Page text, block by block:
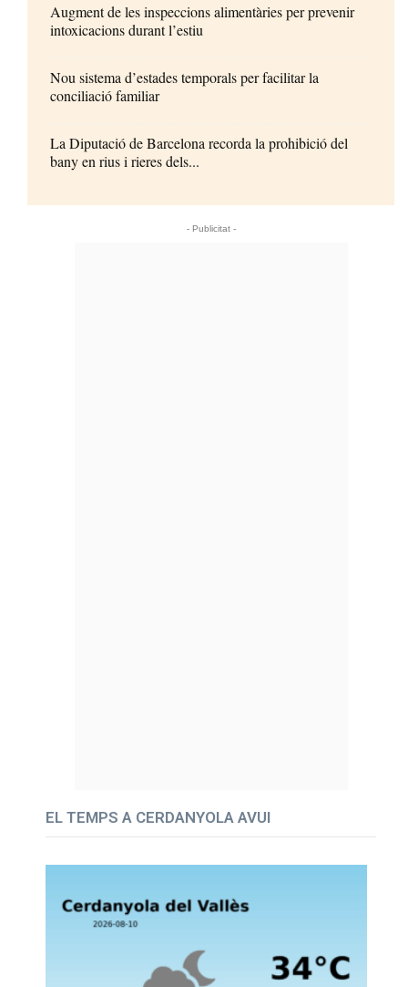
Augment de les inspeccions alimentàries per prevenir
intoxicacions durant l’estiu
Nou sistema d’estades temporals per facilitar la
conciliació familiar
La Diputació de Barcelona recorda la prohibició del
bany en rius i rieres dels...
- Publicitat -
EL TEMPS A CERDANYOLA AVUI